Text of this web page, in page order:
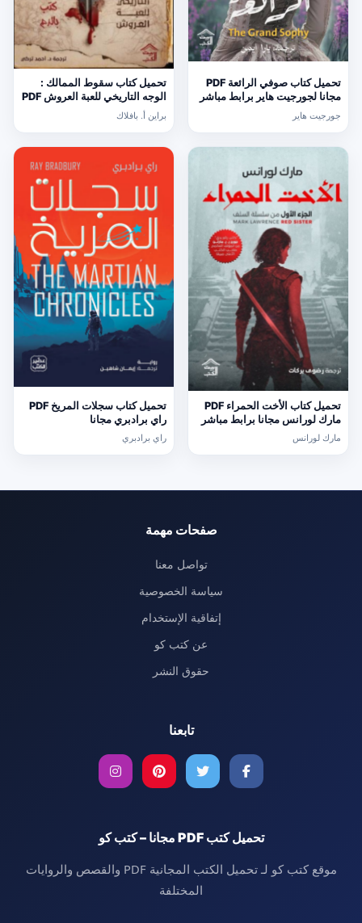
تحميل كتاب صوفي الرائعة PDF
مجانا لجورجيت هاير برابط مباشر
جورجيت هاير
تحميل كتاب سقوط الممالك :
الوجه التاريخي للعبة العروش PDF
مجانا
براين أ. بافلاك
تحميل كتاب الأخت الحمراء PDF
مارك لورانس مجانا برابط مباشر
مارك لورانس
تحميل كتاب سجلات المريخ PDF
راي برادبري مجانا
راي برادبري
صفحات مهمة
تواصل معنا
سياسة الخصوصية
إتفاقية الإستخدام
عن كتب كو
حقوق النشر
تابعنا
تحميل كتب PDF مجانا – كتب كو
موقع كتب كو لـ تحميل الكتب المجانية PDF والقصص والروايات
المختلفة